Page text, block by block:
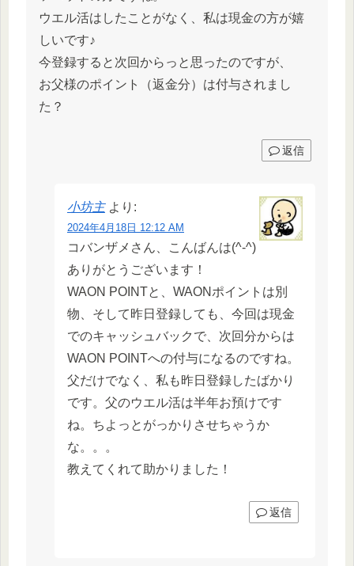
ウエル活はしたことがなく、私は現金の方が嬉
しいです♪
今登録すると次回からっと思ったのですが、
お父様のポイント（返金分）は付与されまし
た？
返信
小坊主 より:
2024年4月18日 12:12 AM
コバンザメさん、こんばんは(^-^)
ありがとうございます！
WAON POINTと、WAONポイントは別
物、そして昨日登録しても、今回は現金
でのキャッシュバックで、次回分からは
WAON POINTへの付与になるのですね。
父だけでなく、私も昨日登録したばかり
です。父のウエル活は半年お預けです
ね。ちよっとがっかりさせちゃうか
な。。。
教えてくれて助かりました！
返信